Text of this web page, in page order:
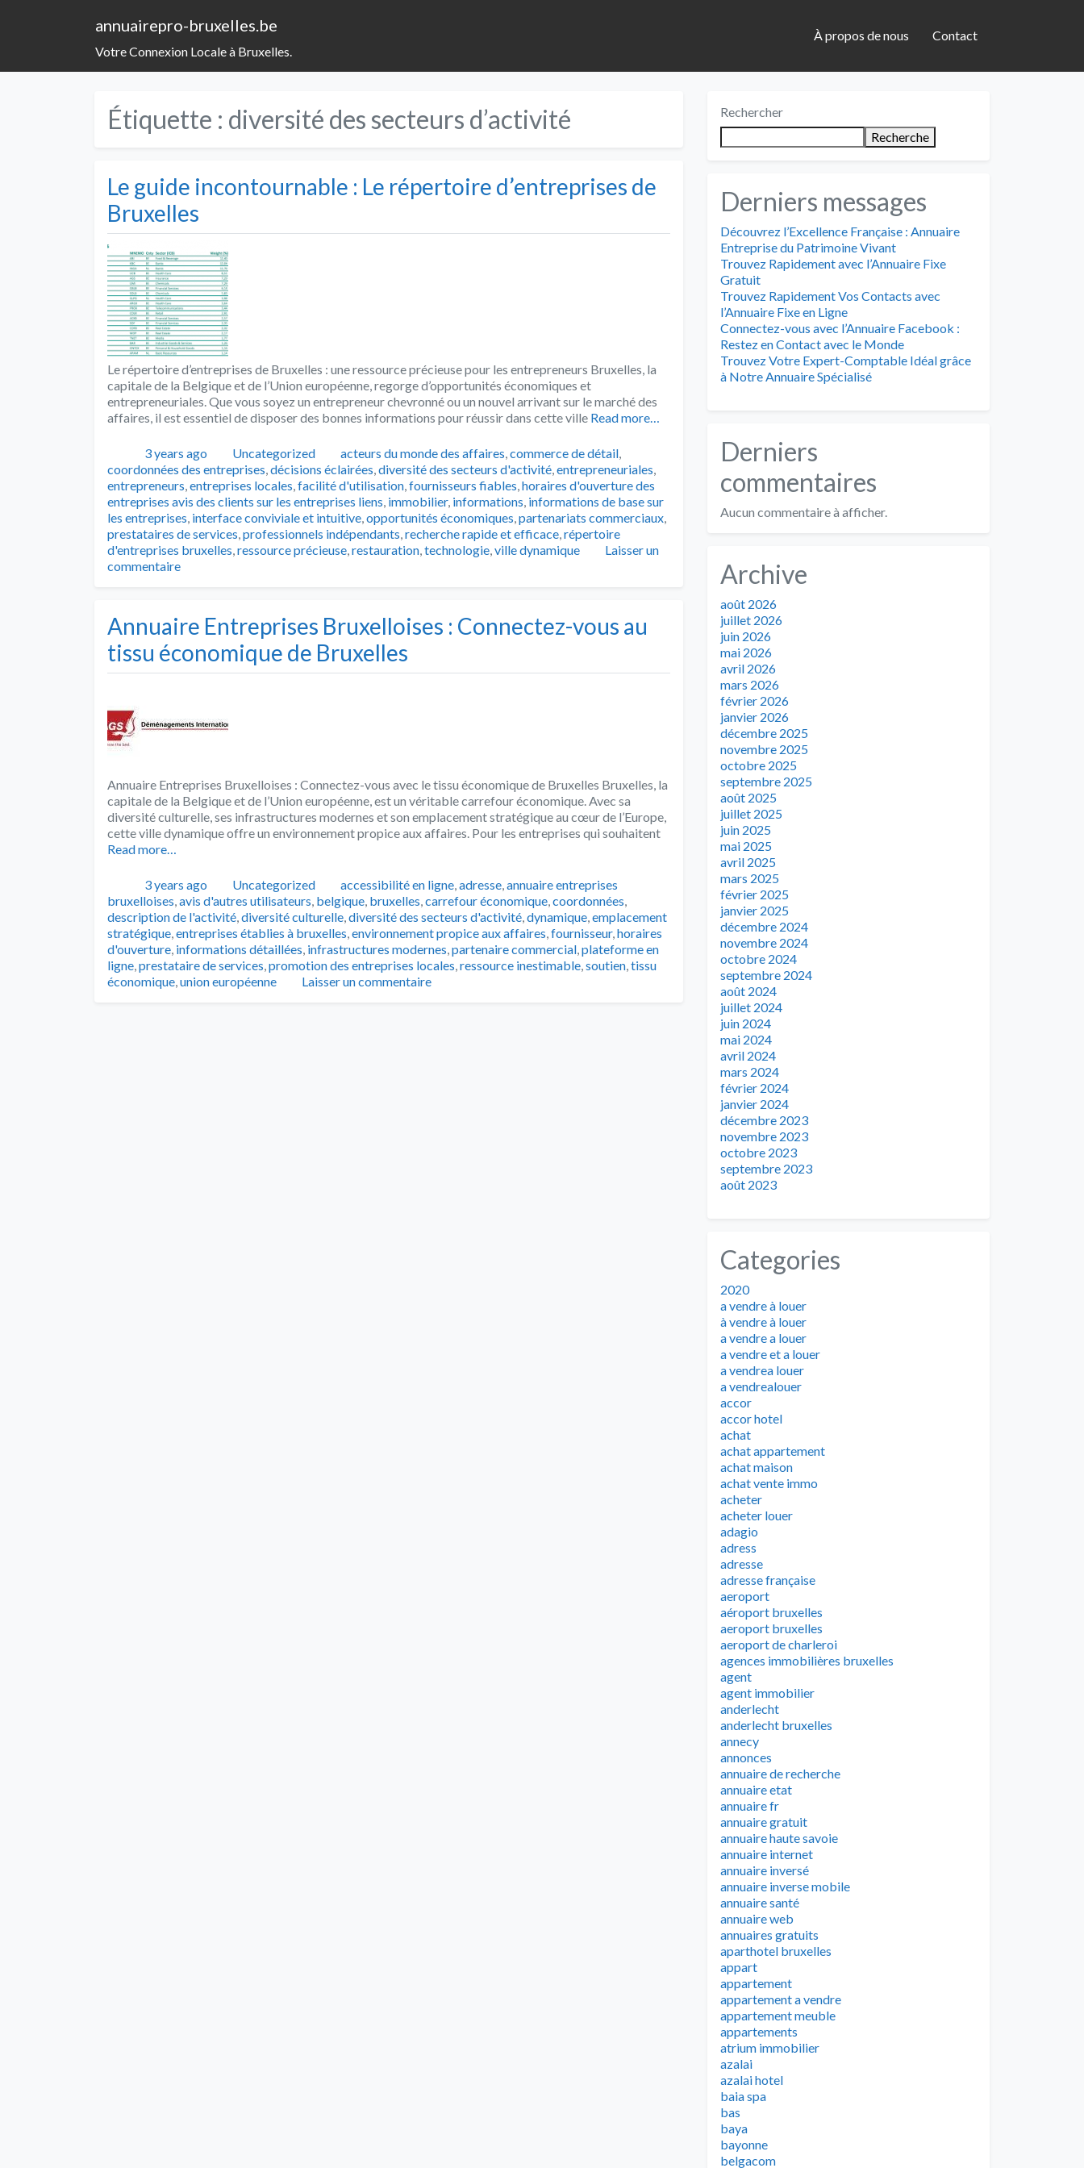
annuairepro-bruxelles.be
Votre Connexion Locale à Bruxelles.
À propos de nous Contact
Étiquette : diversité des secteurs d’activité
Le guide incontournable : Le répertoire d’entreprises de
Bruxelles
Le répertoire d’entreprises de Bruxelles : une ressource précieuse pour les entrepreneurs Bruxelles, la
capitale de la Belgique et de l’Union européenne, regorge d’opportunités économiques et
entrepreneuriales. Que vous soyez un entrepreneur chevronné ou un nouvel arrivant sur le marché des
affaires, il est essentiel de disposer des bonnes informations pour réussir dans cette ville Read more…
Publié3 years ago Catégories
Uncategorized Tags
acteurs du monde des affaires,commerce de détail,
coordonnées des entreprises,décisions éclairées,diversité des secteurs d'activité,entrepreneuriales,
entrepreneurs,entreprises locales,facilité d'utilisation,fournisseurs fiables,horaires d'ouverture des
entreprises avis des clients sur les entreprises liens, immobilier, informations, informations de base sur
les entreprises, interface conviviale et intuitive,opportunités économiques,partenariats commerciaux,
prestataires de services,professionnels indépendants,recherche rapide et efficace,répertoire
d'entreprises bruxelles,ressource précieuse,restauration,technologie,ville dynamique
Laisser un
commentaire
Annuaire Entreprises Bruxelloises : Connectez-vous au
tissu économique de Bruxelles
Annuaire Entreprises Bruxelloises : Connectez-vous avec le tissu économique de Bruxelles Bruxelles, la
capitale de la Belgique et de l’Union européenne, est un véritable carrefour économique. Avec sa
diversité culturelle, ses infrastructures modernes et son emplacement stratégique au cœur de l’Europe,
cette ville dynamique offre un environnement propice aux affaires. Pour les entreprises qui souhaitent
Read more…
Publié3 years ago Catégories
Uncategorized Tags
accessibilité en ligne,adresse,annuaire entreprises
bruxelloises,avis d'autres utilisateurs, belgique, bruxelles,carrefour économique,coordonnées,
description de l'activité,diversité culturelle,diversité des secteurs d'activité,dynamique,emplacement
stratégique,entreprises établies à bruxelles,environnement propice aux affaires,fournisseur,horaires
d'ouverture, informations détaillées, infrastructures modernes,partenaire commercial,plateforme en
ligne,prestataire de services,promotion des entreprises locales,ressource inestimable,soutien,tissu
économique,union européenne Laisser un commentaire
Rechercher
Recherche
Derniers messages
Découvrez l’Excellence Française : Annuaire
Entreprise du Patrimoine Vivant
Trouvez Rapidement avec l’Annuaire Fixe
Gratuit
Trouvez Rapidement Vos Contacts avec
l’Annuaire Fixe en Ligne
Connectez-vous avec l’Annuaire Facebook :
Restez en Contact avec le Monde
Trouvez Votre Expert-Comptable Idéal grâce
à Notre Annuaire Spécialisé
Derniers
commentaires
Aucun commentaire à afficher.
Archive
août 2026
juillet 2026
juin 2026
mai 2026
avril 2026
mars 2026
février 2026
janvier 2026
décembre 2025
novembre 2025
octobre 2025
septembre 2025
août 2025
juillet 2025
juin 2025
mai 2025
avril 2025
mars 2025
février 2025
janvier 2025
décembre 2024
novembre 2024
octobre 2024
septembre 2024
août 2024
juillet 2024
juin 2024
mai 2024
avril 2024
mars 2024
février 2024
janvier 2024
décembre 2023
novembre 2023
octobre 2023
septembre 2023
août 2023
Categories
2020
a vendre à louer
à vendre à louer
a vendre a louer
a vendre et a louer
a vendrea louer
a vendrealouer
accor
accor hotel
achat
achat appartement
achat maison
achat vente immo
acheter
acheter louer
adagio
adress
adresse
adresse française
aeroport
aéroport bruxelles
aeroport bruxelles
aeroport de charleroi
agences immobilières bruxelles
agent
agent immobilier
anderlecht
anderlecht bruxelles
annecy
annonces
annuaire de recherche
annuaire etat
annuaire fr
annuaire gratuit
annuaire haute savoie
annuaire internet
annuaire inversé
annuaire inverse mobile
annuaire santé
annuaire web
annuaires gratuits
aparthotel bruxelles
appart
appartement
appartement a vendre
appartement meuble
appartements
atrium immobilier
azalai
azalai hotel
baia spa
bas
baya
bayonne
belgacom